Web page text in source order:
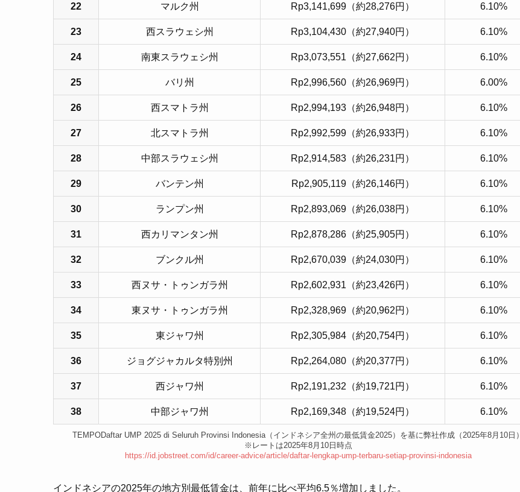
22 マルク州 Rp3,141,699（約28,276円） 6.10%
23 西スラウェシ州 Rp3,104,430（約27,940円） 6.10%
24 南東スラウェシ州 Rp3,073,551（約27,662円） 6.10%
25 バリ州 Rp2,996,560（約26,969円） 6.00%
26 西スマトラ州 Rp2,994,193（約26,948円） 6.10%
27 北スマトラ州 Rp2,992,599（約26,933円） 6.10%
28 中部スラウェシ州 Rp2,914,583（約26,231円） 6.10%
29 バンテン州 Rp2,905,119（約26,146円） 6.10%
30 ランプン州 Rp2,893,069（約26,038円） 6.10%
31 西カリマンタン州 Rp2,878,286（約25,905円） 6.10%
32 ブンクル州 Rp2,670,039（約24,030円） 6.10%
33 西ヌサ・トゥンガラ州 Rp2,602,931（約23,426円） 6.10%
34 東ヌサ・トゥンガラ州 Rp2,328,969（約20,962円） 6.10%
35 東ジャワ州 Rp2,305,984（約20,754円） 6.10%
36 ジョグジャカルタ特別州 Rp2,264,080（約20,377円） 6.10%
37 西ジャワ州 Rp2,191,232（約19,721円） 6.10%
38 中部ジャワ州 Rp2,169,348（約19,524円） 6.10%
TEMPODaftar UMP 2025 di Seluruh Provinsi Indonesia（インドネシア全州の最低賃金2025）を基に弊社作成（2025年8月10日）
※レートは2025年8月10日時点
https://id.jobstreet.com/id/career-advice/article/daftar-lengkap-ump-terbaru-setiap-provinsi-indonesia
インドネシアの2025年の地方別最低賃金は、前年に比べ平均6.5％増加しました。